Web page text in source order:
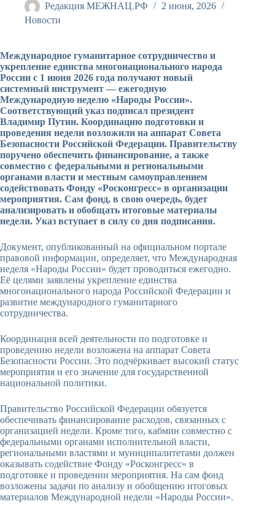
Редакция МЕЖНАЦ.РФ
2 июня, 2026
Новости
Международное гуманитарное сотрудничество и
укрепление единства многонационального народа
России с 1 июня 2026 года получают новый
системный инструмент — ежегодную
Международную неделю «Народы России».
Соответствующий указ подписал президент
Владимир Путин. Координацию подготовки и
проведения недели возложили на аппарат Совета
Безопасности Российской Федерации. Правительству
поручено обеспечить финансирование, а также
совместно с федеральными и региональными
органами власти и местным самоуправлением
содействовать Фонду «Росконгресс» в организации
мероприятия. Сам фонд, в свою очередь, будет
анализировать и обобщать итоговые материалы
недели. Указ вступает в силу со дня подписания.
Документ, опубликованный на официальном портале
правовой информации, определяет, что Международная
неделя «Народы России» будет проводиться ежегодно.
Её целями заявлены укрепление единства
многонационального народа Российской Федерации и
развитие международного гуманитарного
сотрудничества.
Координация всей деятельности по подготовке и
проведению недели возложена на аппарат Совета
Безопасности России. Это подчёркивает высокий статус
мероприятия и его значение для государственной
национальной политики.
Правительство Российской Федерации обязуется
обеспечивать финансирование расходов, связанных с
организацией недели. Кроме того, кабмин совместно с
федеральными органами исполнительной власти,
региональными властями и муниципалитетами должен
оказывать содействие Фонду «Росконгресс» в
подготовке и проведении мероприятия. На сам фонд
возложены задачи по анализу и обобщению итоговых
материалов Международной недели «Народы России».